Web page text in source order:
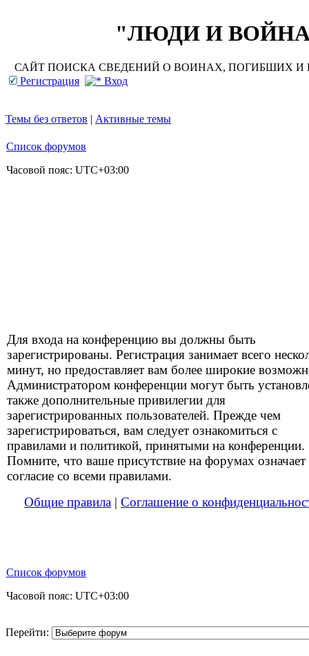
"ЛЮДИ И ВОЙНА"
САЙТ ПОИСКА СВЕДЕНИЙ О ВОИНАХ, ПОГИБШИХ И
Регистрация
Вход
Темы без ответов | Активные темы
Список форумов
Часовой пояс: UTC+03:00
Для входа на конференцию вы должны быть
зарегистрированы. Регистрация занимает всего
минут, но предоставляет вам более широкие
Администратором конференции могут быть
также дополнительные привилегии для
зарегистрированных пользователей. Прежде чем
зарегистрироваться, вам следует ознакомиться с
правилами и политикой, принятыми на конференции.
Помните, что ваше присутствие на форумах означает
согласие со всеми правилами.
Общие правила | Соглашение о
Список форумов
Часовой пояс: UTC+03:00
Перейти: